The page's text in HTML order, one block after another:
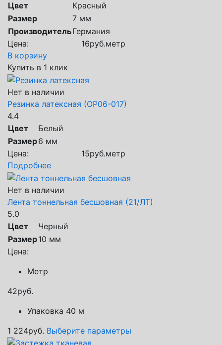
Цвет
Красный
Размер
7 мм
ПроизводительГермания
Цена:
16руб.метр
В корзину
Купить в 1 клик
Нет в наличии
Резинка латексная (ОР06-017)
4.4
Цвет
Белый
Размер6 мм
Цена:
15руб.метр
Подробнее
Нет в наличии
Лента тоннельная бесшовная (21/ЛТ)
5.0
Цвет
Черный
Размер10 мм
Цена:
Метр
42руб.
Упаковка 40 м
1 224руб. Выберите параметры